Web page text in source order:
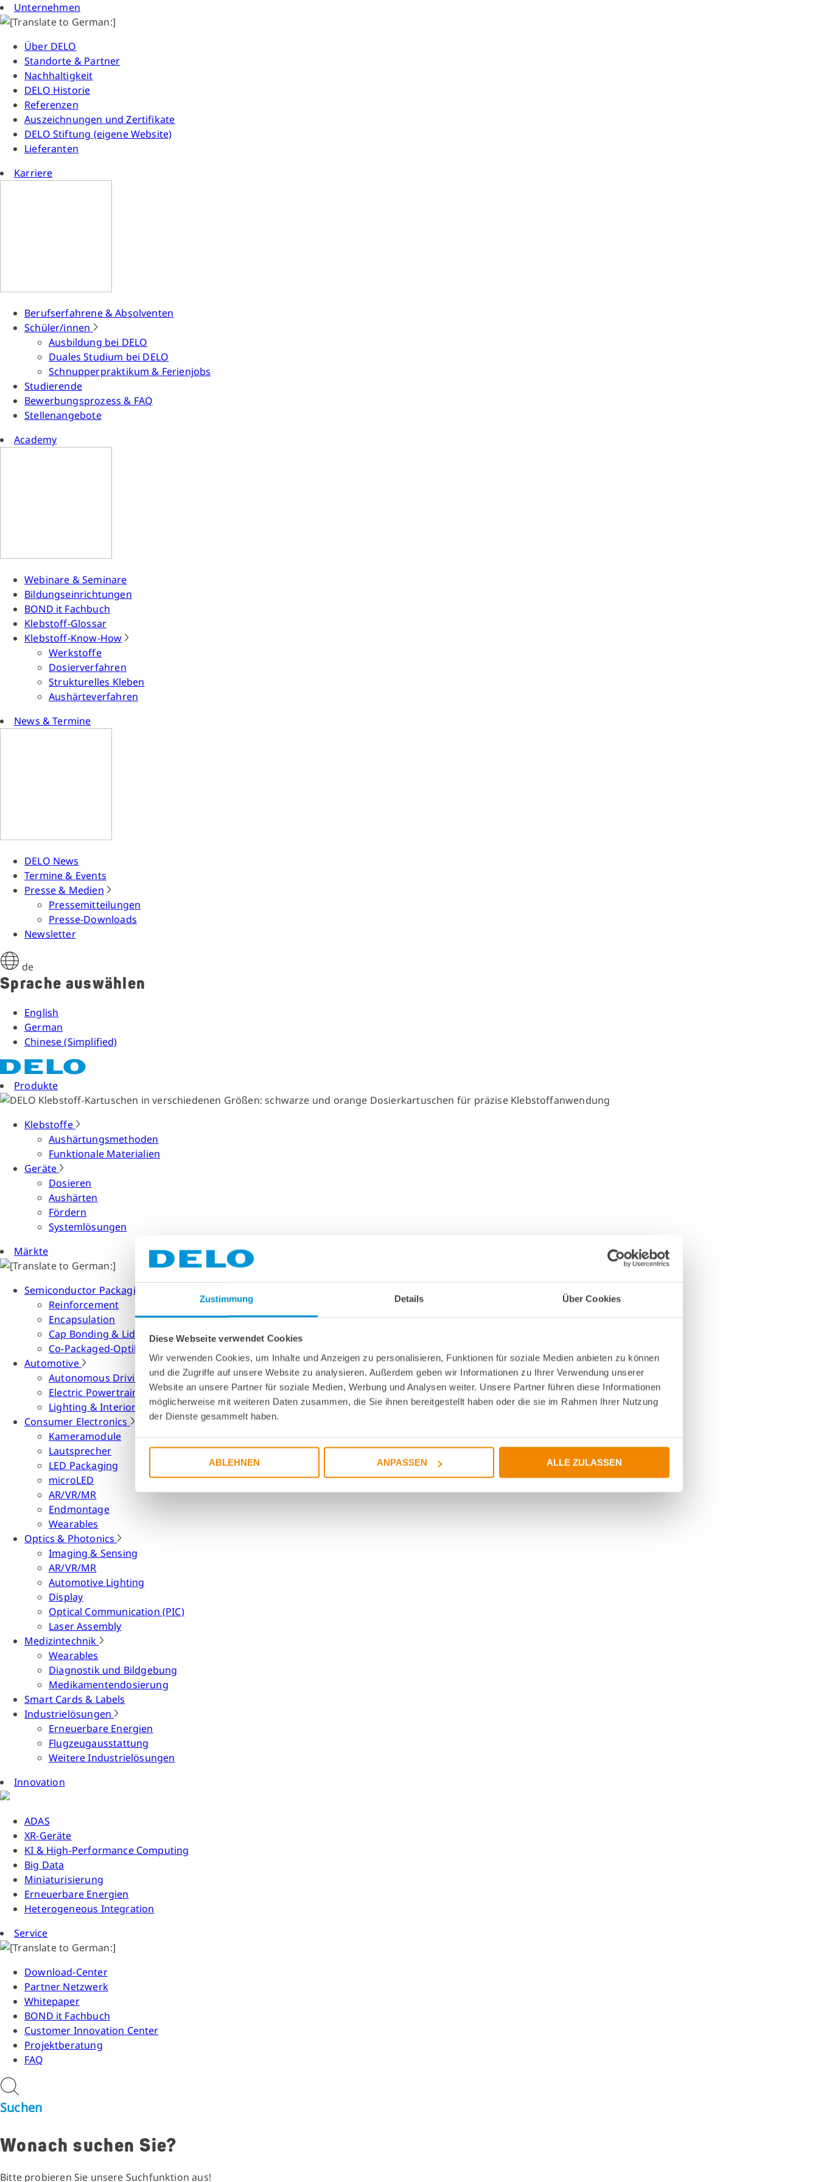
Zustimmung Details Über Cookies
Diese Webseite verwendet Cookies
Wir verwenden Cookies, um Inhalte und Anzeigen zu personalisieren, Funktionen für soziale Medien anbieten zu können
und die Zugriffe auf unsere Website zu analysieren. Außerdem geben wir Informationen zu Ihrer Verwendung unserer
Website an unsere Partner für soziale Medien, Werbung und Analysen weiter. Unsere Partner führen diese Informationen
möglicherweise mit weiteren Daten zusammen, die Sie ihnen bereitgestellt haben oder die sie im Rahmen Ihrer Nutzung
der Dienste gesammelt haben.
ABLEHNEN ANPASSEN ALLE ZULASSEN
Unternehmen
Über DELO
Standorte & Partner
Nachhaltigkeit
DELO Historie
Referenzen
Auszeichnungen und Zertifikate
DELO Stiftung (eigene Website)
Lieferanten
Karriere
Berufserfahrene & Absolventen
Schüler/innen
Ausbildung bei DELO
Duales Studium bei DELO
Schnupperpraktikum & Ferienjobs
Studierende
Bewerbungsprozess & FAQ
Stellenangebote
Academy
Webinare & Seminare
Bildungseinrichtungen
BOND it Fachbuch
Klebstoff-Glossar
Klebstoff-Know-How
Werkstoffe
Dosierverfahren
Strukturelles Kleben
Aushärteverfahren
News & Termine
DELO News
Termine & Events
Presse & Medien
Pressemitteilungen
Presse-Downloads
Newsletter
de
Sprache auswählen
English
German
Chinese (Simplified)
Produkte
Klebstoffe
Aushärtungsmethoden
Funktionale Materialien
Geräte
Dosieren
Aushärten
Fördern
Systemlösungen
Märkte
Semiconductor Packaging
Reinforcement
Encapsulation
Cap Bonding & Lid Attach
Co-Packaged-Optiken
Automotive
Autonomous Driving
Electric Powertrain
Lighting & Interior
Consumer Electronics
Kameramodule
Lautsprecher
LED Packaging
microLED
AR/VR/MR
Endmontage
Wearables
Optics & Photonics
Imaging & Sensing
AR/VR/MR
Automotive Lighting
Display
Optical Communication (PIC)
Laser Assembly
Medizintechnik
Wearables
Diagnostik und Bildgebung
Medikamentendosierung
Smart Cards & Labels
Industrielösungen
Erneuerbare Energien
Flugzeugausstattung
Weitere Industrielösungen
Innovation
ADAS
XR-Geräte
KI & High-Performance Computing
Big Data
Miniaturisierung
Erneuerbare Energien
Heterogeneous Integration
Service
Download-Center
Partner Netzwerk
Whitepaper
BOND it Fachbuch
Customer Innovation Center
Projektberatung
FAQ
Suchen
Wonach suchen Sie?
Bitte probieren Sie unsere Suchfunktion aus!